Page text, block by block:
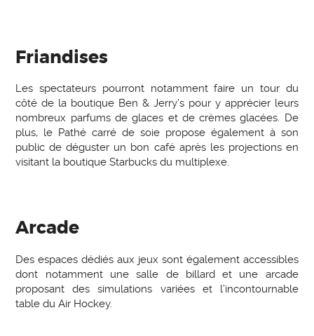
Friandises
Les spectateurs pourront notamment faire un tour du
côté de la boutique Ben & Jerry’s pour y apprécier leurs
nombreux parfums de glaces et de crèmes glacées. De
plus, le Pathé carré de soie propose également à son
public de déguster un bon café après les projections en
visitant la boutique Starbucks du multiplexe.
Arcade
Des espaces dédiés aux jeux sont également accessibles
dont notamment une salle de billard et une arcade
proposant des simulations variées et l’incontournable
table du Air Hockey.